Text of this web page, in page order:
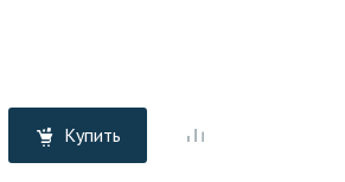
Купить